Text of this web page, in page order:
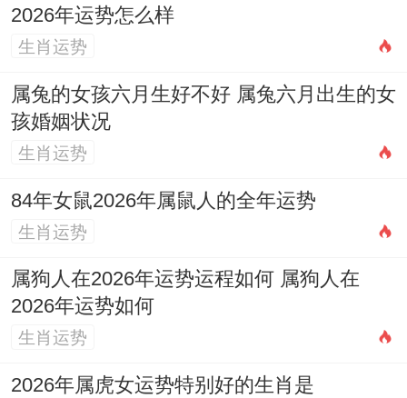
2026年运势怎么样
生肖运势
属兔的女孩六月生好不好 属兔六月出生的女
孩婚姻状况
生肖运势
84年女鼠2026年属鼠人的全年运势
生肖运势
属狗人在2026年运势运程如何 属狗人在
2026年运势如何
生肖运势
2026年属虎女运势特别好的生肖是